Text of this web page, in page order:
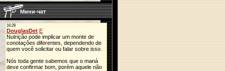
Мини-чат